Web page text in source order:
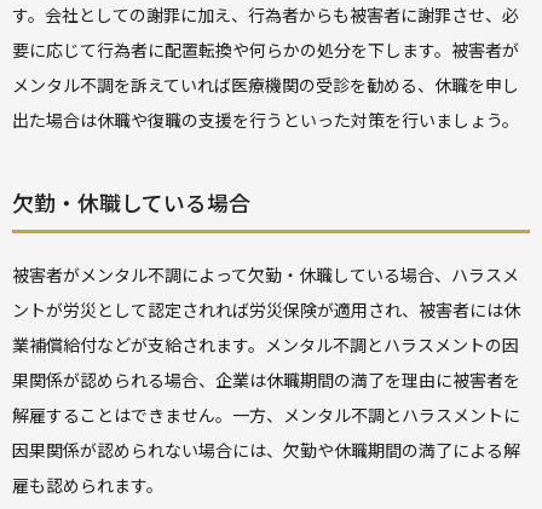
す。会社としての謝罪に加え、行為者からも被害者に謝罪させ、必
要に応じて行為者に配置転換や何らかの処分を下します。被害者が
メンタル不調を訴えていれば医療機関の受診を勧める、休職を申し
出た場合は休職や復職の支援を行うといった対策を行いましょう。
欠勤・休職している場合
被害者がメンタル不調によって欠勤・休職している場合、ハラスメ
ントが労災として認定されれば労災保険が適用され、被害者には休
業補償給付などが支給されます。メンタル不調とハラスメントの因
果関係が認められる場合、企業は休職期間の満了を理由に被害者を
解雇することはできません。一方、メンタル不調とハラスメントに
因果関係が認められない場合には、欠勤や休職期間の満了による解
雇も認められます。